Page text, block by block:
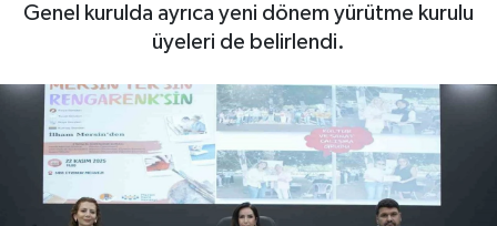
Genel kurulda ayrıca yeni dönem yürütme kurulu
üyeleri de belirlendi.
Asayiş
Gayrimenkul